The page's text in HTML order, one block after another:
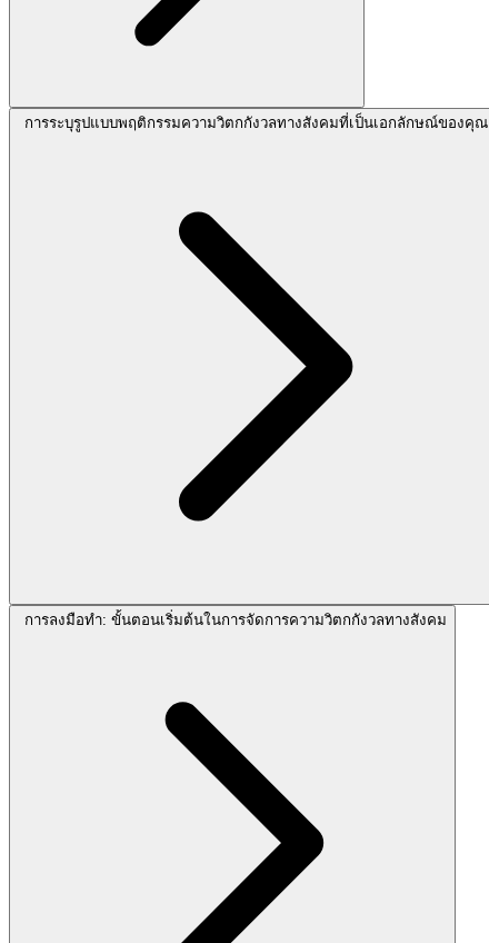
การระบุรูปแบบพฤติกรรมความวิตกกังวลทางสังคมที่เป็นเอกลักษณ์ของคุณ
การลงมือทำ: ขั้นตอนเริ่มต้นในการจัดการความวิตกกังวลทางสังคม